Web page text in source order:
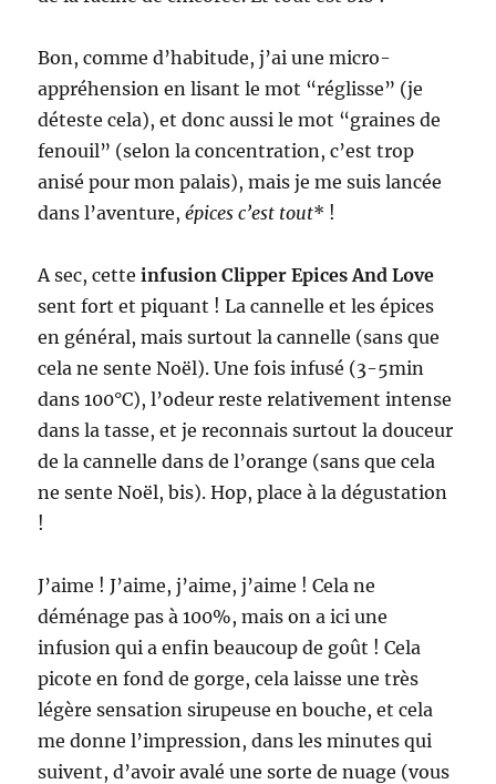
Bon, comme d’habitude, j’ai une micro-
appréhension en lisant le mot “réglisse” (je
déteste cela), et donc aussi le mot “graines de
fenouil” (selon la concentration, c’est trop
anisé pour mon palais), mais je me suis lancée
dans l’aventure,épices c’est tout* !
A sec, cetteinfusion Clipper Epices And Love
sent fort et piquant ! La cannelle et les épices
en général, mais surtout la cannelle (sans que
cela ne sente Noël). Une fois infusé (3-5min
dans 100°C), l’odeur reste relativement intense
dans la tasse, et je reconnais surtout la douceur
de la cannelle dans de l’orange (sans que cela
ne sente Noël, bis). Hop, place à la dégustation
!
J’aime ! J’aime, j’aime, j’aime ! Cela ne
déménage pas à 100%, mais on a ici une
infusion qui a enfin beaucoup de goût ! Cela
picote en fond de gorge, cela laisse une très
légère sensation sirupeuse en bouche, et cela
me donne l’impression, dans les minutes qui
suivent, d’avoir avalé une sorte de nuage (vous